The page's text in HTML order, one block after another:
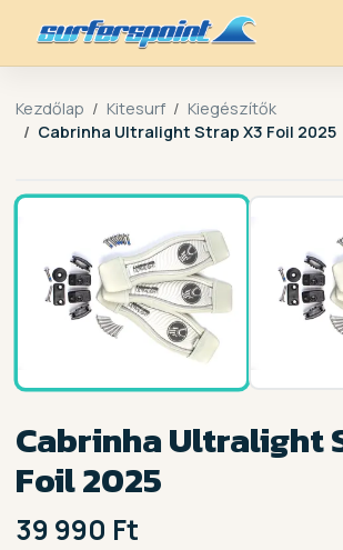
Kezdőlap Kitesurf
Kiegészítők
Cabrinha Ultralight Strap X3 Foil 2025
Cabrinha Ultralight
Foil 2025
39 990 Ft